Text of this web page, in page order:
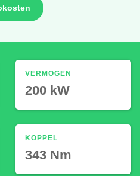
VERMOGEN
200 kW
KOPPEL
343 Nm